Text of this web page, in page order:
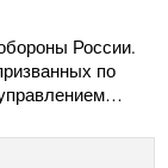
России.
по